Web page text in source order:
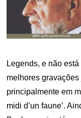
Legends, e não
melhores
principalmente em
midi d’un faune’.